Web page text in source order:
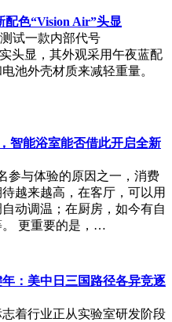
色“Vision Air”头显
试一款内部代号
头显，其外观采用午夜蓝配
池外壳材质来减轻重量。
智能浴室能否借此开启全新
参与体验的原因之一，消费
越来越高，在客厅，可以用
动调温；在厨房，如今有自
。 更重要的是，…
：美中日三国路径各异竞逐
着行业正从实验室研发阶段